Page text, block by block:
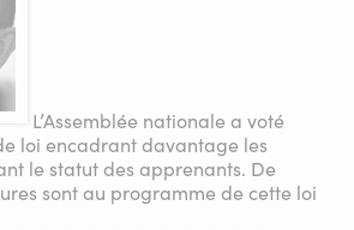
L’Assemblée nationale a voté
loi encadrant davantage les
le statut des apprenants. De
sont au programme de cette loi